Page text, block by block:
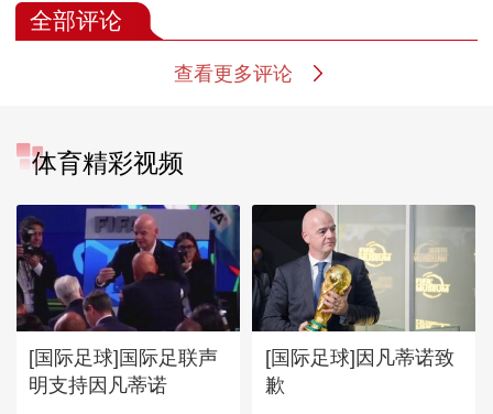
全部评论
查看更多评论
体育精彩视频
[国际足球]国际足联声
明支持因凡蒂诺
[国际足球]因凡蒂诺致
歉